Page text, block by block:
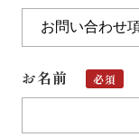
お名前 必須